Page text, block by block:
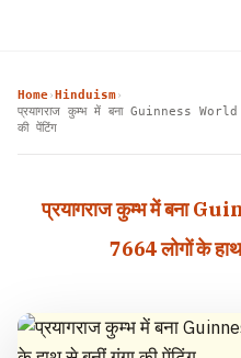
Home› Hinduism›
प्रयागराज कुम्भ में बना Guinness
की पेंटिंग
प्रयागराज कुम्भ में बना
7664 लोगों के